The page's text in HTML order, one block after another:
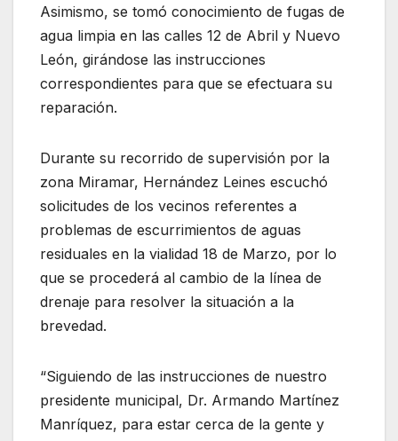
Asimismo, se tomó conocimiento de fugas de
agua limpia en las calles 12 de Abril y Nuevo
León, girándose las instrucciones
correspondientes para que se efectuara su
reparación.
Durante su recorrido de supervisión por la
zona Miramar, Hernández Leines escuchó
solicitudes de los vecinos referentes a
problemas de escurrimientos de aguas
residuales en la vialidad 18 de Marzo, por lo
que se procederá al cambio de la línea de
drenaje para resolver la situación a la
brevedad.
“Siguiendo de las instrucciones de nuestro
presidente municipal, Dr. Armando Martínez
Manríquez, para estar cerca de la gente y